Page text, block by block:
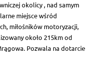
okolicy , nad samym
miejsce wśród
miłośników motoryzacji,
około 215km od
Pozwala na dotarcie